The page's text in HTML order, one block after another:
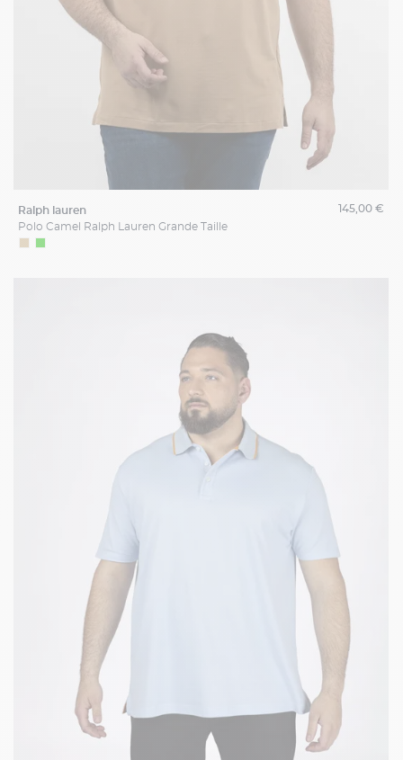
ralph lauren
Polo Camel Ralph Lauren Grande Taille
145,00 €